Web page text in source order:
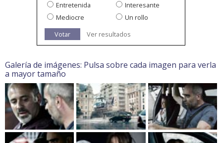
Entretenida
Interesante
Mediocre
Un rollo
Votar
Ver resultados
Galería de imágenes: Pulsa sobre cada imagen para verla
a mayor tamaño